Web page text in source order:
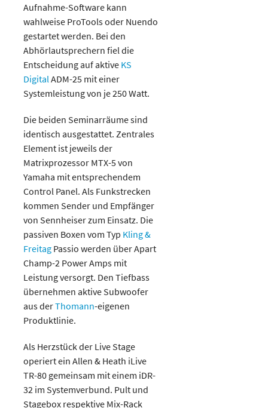
Aufnahme-Software kann
wahlweise ProTools oder Nuendo
gestartet werden. Bei den
Abhörlautsprechern fiel die
Entscheidung auf aktive KS
DigitalADM-25 mit einer
Systemleistung von je 250 Watt.
Die beiden Seminarräume sind
identisch ausgestattet. Zentrales
Element ist jeweils der
Matrixprozessor MTX-5 von
Yamaha mit entsprechendem
Control Panel. Als Funkstrecken
kommen Sender und Empfänger
von Sennheiser zum Einsatz. Die
passiven Boxen vom Typ Kling &
FreitagPassio werden über Apart
Champ-2 Power Amps mit
Leistung versorgt. Den Tiefbass
übernehmen aktive Subwoofer
aus derThomann-eigenen
Produktlinie.
Als Herzstück der Live Stage
operiert ein Allen & Heath iLive
TR-80 gemeinsam mit einem iDR-
32 im Systemverbund. Pult und
Stagebox respektive Mix-Rack